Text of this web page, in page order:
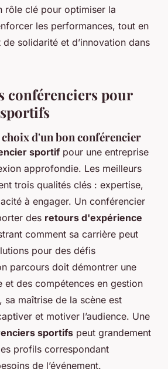
rôle clé pour optimiser la
les performances, tout en
solidarité et d’innovation dans
conférenciers pour
d'un bon conférencier
sportif pour une entreprise
approfondie. Les meilleurs
trois qualités clés : expertise,
à engager. Un conférencier
des retours d'expérience
comment sa carrière peut
pour des défis
parcours doit démontrer une
et des compétences en gestion
sa maîtrise de la scène est
et motiver l’audience. Une
sportifs peut grandement
profils correspondant
de l’événement.